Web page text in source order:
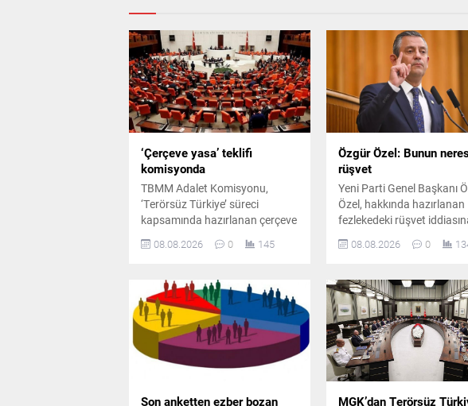
‘Çerçeve yasa’ teklifi
komisyonda
TBMM Adalet Komisyonu,
‘Terörsüz Türkiye’ süreci
kapsamında hazırlanan çerçeve
toplandı. Toplantıda iktidar ve
arasında usul ve içerik
tartışmaları yaşandı.
08.08.2026 0 145
Özgür Özel: Bunun
rüşvet
Yeni Parti Genel Başkanı
Özel, hakkında hazırlanan
fezlekedeki rüşvet
masrafları için para
sayılamayacağını
08.08.2026 0
Son anketten ezber bozan
MGK’dan Terörsüz